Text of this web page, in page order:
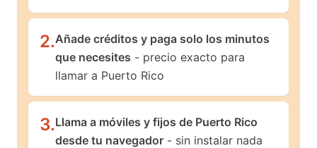
2.Añade créditos y paga solo los minutos
que necesites - precio exacto para
llamar a Puerto Rico
3.Llama a móviles y fijos de Puerto Rico
desde tu navegador - sin instalar nada